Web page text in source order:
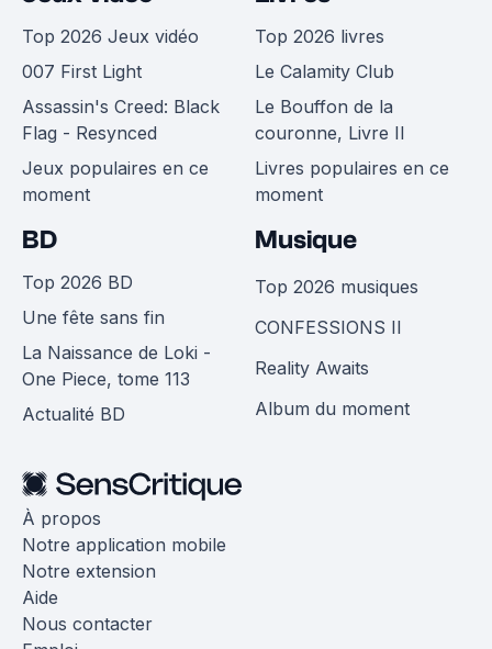
Top 2026 Jeux vidéo
007 First Light
Assassin's Creed: Black
Flag - Resynced
Jeux populaires en ce
moment
Top 2026 livres
Le Calamity Club
Le Bouffon de la
couronne, Livre II
Livres populaires en ce
moment
BD
Top 2026 BD
Une fête sans fin
La Naissance de Loki -
One Piece, tome 113
Actualité BD
Musique
Top 2026 musiques
CONFESSIONS II
Reality Awaits
Album du moment
À propos
Notre application mobile
Notre extension
Aide
Nous contacter